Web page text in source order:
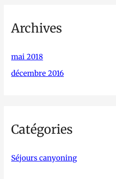
Archives
mai 2018
décembre 2016
Catégories
Séjours canyoning